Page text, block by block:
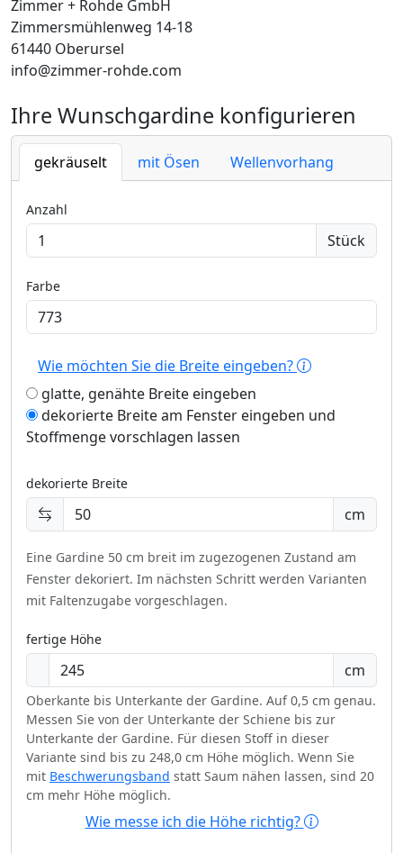
Zimmer + Rohde GmbH
Zimmersmühlenweg 14-18
61440 Oberursel
info@zimmer-rohde.com
Ihre Wunschgardine konfigurieren
gekräuselt mit Ösen Wellenvorhang
Anzahl
Stück
Farbe
Wie möchten Sie die Breite eingeben?
glatte, genähte Breite eingeben
dekorierte Breite am Fenster eingeben und
Stoffmenge vorschlagen lassen
dekorierte Breite
cm
Eine Gardine 50 cm breit im zugezogenen Zustand am
Fenster dekoriert. Im nächsten Schritt werden Varianten
mit Faltenzugabe vorgeschlagen.
fertige Höhe
cm
Oberkante bis Unterkante der Gardine. Auf 0,5 cm genau.
Messen Sie von der Unterkante der Schiene bis zur
Unterkante der Gardine. Für diesen Stoff in dieser
Variante sind bis zu 248,0 cm Höhe möglich. Wenn Sie
mit Beschwerungsband statt Saum nähen lassen, sind 20
cm mehr Höhe möglich.
Wie messe ich die Höhe richtig?